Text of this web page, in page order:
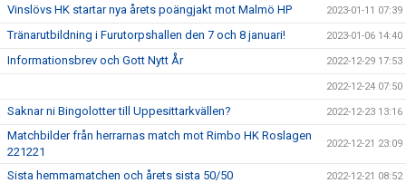
Vinslövs HK startar nya årets poängjakt mot Malmö HP 2023-01-11 07:39
Tränarutbildning i Furutorpshallen den 7 och 8 januari! 2023-01-06 14:40
Informationsbrev och Gott Nytt År 2022-12-29 17:53
2022-12-24 07:50
Saknar ni Bingolotter till Uppesittarkvällen? 2022-12-23 13:16
Matchbilder från herrarnas match mot Rimbo HK Roslagen
221221
2022-12-21 23:09
Sista hemmamatchen och årets sista 50/50 2022-12-21 08:52